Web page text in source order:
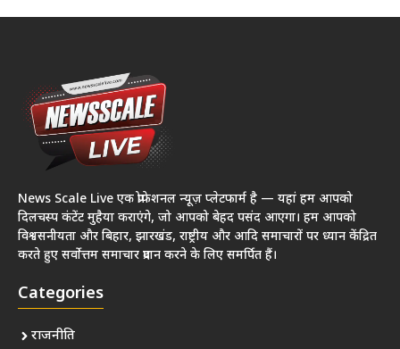
News Scale Live एक प्रोफेशनल न्यूज़ प्लेटफार्म है — यहां हम आपको
दिलचस्प कंटेंट मुहैया कराएंगे, जो आपको बेहद पसंद आएगा। हम आपको
विश्वसनीयता और बिहार, झारखंड, राष्ट्रीय और आदि समाचारों पर ध्यान केंद्रित
करते हुए सर्वोत्तम समाचार प्रदान करने के लिए समर्पित हैं।
Categories
राजनीति